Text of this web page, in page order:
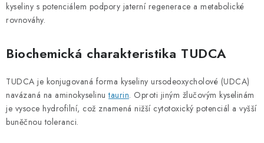
PORADNA
MARKEN
Jak nakupovat
Obchodní podmínky
Podmínky ochrany osobních údajů
Kontakty
Natural Health Store
kyseliny s potenciálem podpory jaterní regenerace a metabolické
rovnováhy.
Biochemická charakteristika TUDCA
TUDCA je konjugovaná forma kyseliny ursodeoxycholové (UDCA)
navázaná na aminokyselinutaurin. Oproti jiným žlučovým kyselinám
je vysoce hydrofilní, což znamená nižší cytotoxický potenciál a vyšší
buněčnou toleranci.